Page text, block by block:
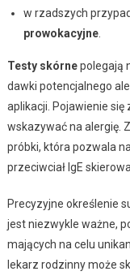
w rzadszych
prowokacyjne.
Testy skórnepolegają
dawki potencjalnego
aplikacji. Pojawienie
wskazywać na alergię.
próbki, która pozwala
przeciwciał IgE
Precyzyjne określenie
jest niezwykle ważne,
mających na celu
lekarz rodzinny może